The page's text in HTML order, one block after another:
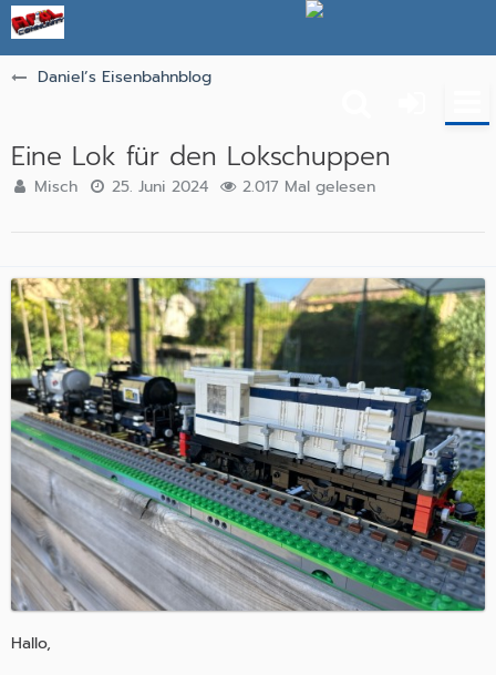
Daniel’s Eisenbahnblog
Eine Lok für den Lokschuppen
Misch 25. Juni 2024 2.017 Mal gelesen
Hallo,